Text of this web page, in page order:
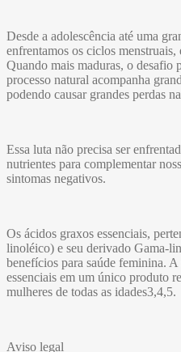
Desde a adolescência até uma
enfrentamos os ciclos
Quando mais maduras, o desafio
processo natural acompanha
podendo causar grandes perdas
Essa luta não precisa ser
nutrientes para complementar
sintomas negativos.
Os ácidos graxos essenciais,
linoléico) e seu derivado Gama-
benefícios para saúde feminina.
essenciais em um único produto
mulheres de todas as idades3,4,5.
Aviso legal